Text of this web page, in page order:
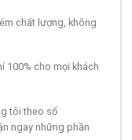
chất lượng, không
100% cho mọi khách
tôi theo số
ngay những phần